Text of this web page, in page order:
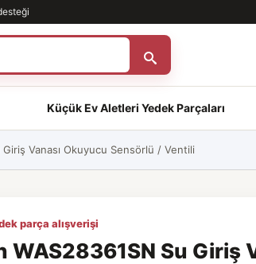
Küçük Ev Aletleri Yedek Parçaları
Giriş Vanası Okuyucu Sensörlü / Ventili
parça alışverişi
WAS28361SN Su Giriş